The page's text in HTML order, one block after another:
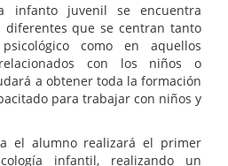
infanto juvenil se encuentra
que se centran tanto
como en aquellos
con los niños o
a obtener toda la formación
para trabajar con niños y
el alumno realizará el primer
infantil, realizando un